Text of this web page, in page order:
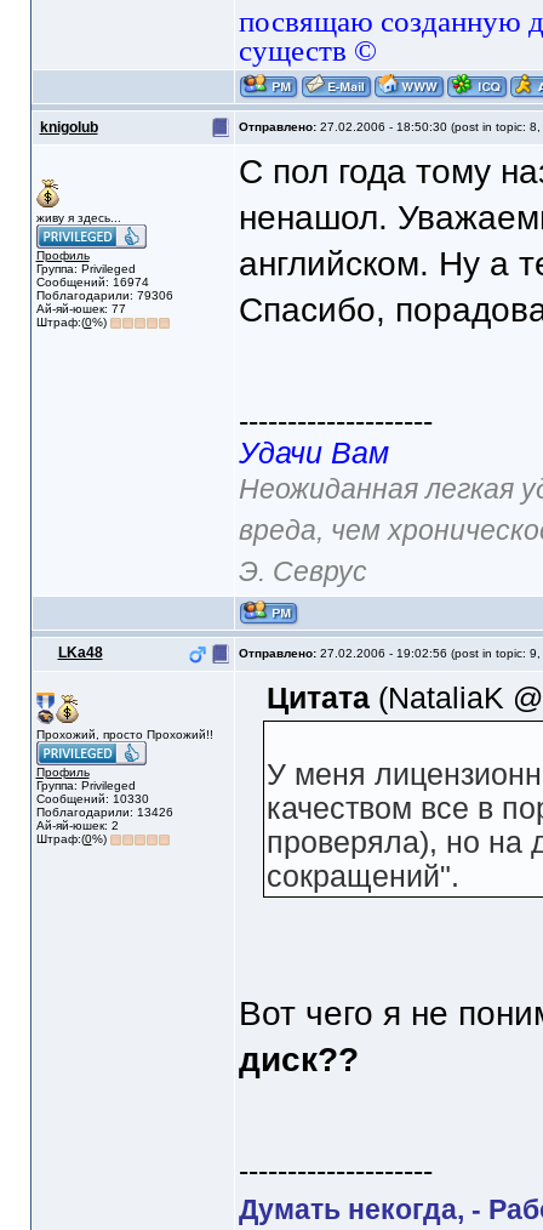
посвящаю созданную
существ ©
knigolub Отправлено: 27.02.2006 - 18:50:30 (post in topic: 8,
живу я здесь...
Профиль
Группа: Privileged
Сообщений: 16974
Поблагодарили: 79306
Ай-яй-юшек: 77
Штраф:(0%)
С пол года тому
ненашол.
английском. Ну а
Спасибо,
--------------------
Удачи Вам
Неожиданная легкая
вреда, чем
Э. Севрус
LKa48 Отправлено: 27.02.2006 - 19:02:56 (post in topic: 9,
Прохожий, просто Прохожий!!
Профиль
Группа: Privileged
Сообщений: 10330
Поблагодарили: 13426
Ай-яй-юшек: 2
Штраф:(0%)
Цитата(NataliaK
У меня
качеством все в
проверяла), но на
сокращений".
Вот чего я не
диск??
--------------------
Думать некогда, -